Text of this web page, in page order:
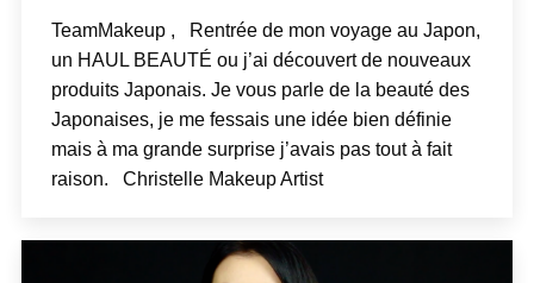
TeamMakeup , Rentrée de mon voyage au Japon,
un HAUL BEAUTÉ ou j’ai découvert de nouveaux
produits Japonais. Je vous parle de la beauté des
Japonaises, je me fessais une idée bien définie
mais à ma grande surprise j’avais pas tout à fait
raison. Christelle Makeup Artist